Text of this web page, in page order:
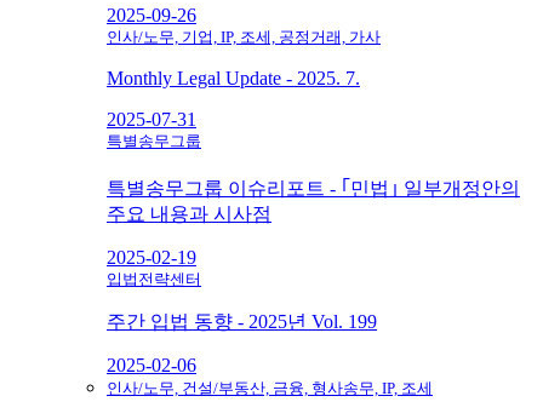
2025-09-26
인사/노무, 기업, IP, 조세, 공정거래, 가사
Monthly Legal Update - 2025. 7.
2025-07-31
특별송무그룹
특별송무그룹 이슈리포트 - ｢민법｣ 일부개정안의
주요 내용과 시사점
2025-02-19
입법전략센터
주간 입법 동향 - 2025년 Vol. 199
2025-02-06
인사/노무, 건설/부동산, 금융, 형사송무, IP, 조세